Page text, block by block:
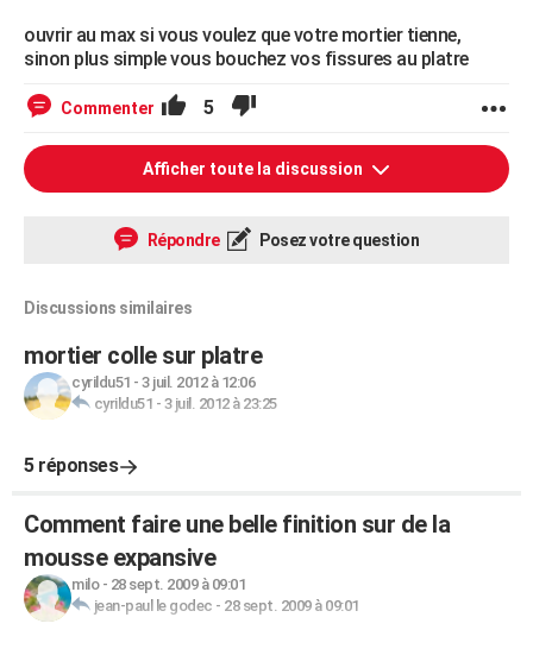
ouvrir au max si vous voulez que votre mortier tienne,
sinon plus simple vous bouchez vos fissures au platre
Commenter 5
Afficher toute la discussion
Répondre Posez votre question
Discussions similaires
mortier colle sur platre
cyrildu51 - 3 juil. 2012 à 12:06
cyrildu51 - 3 juil. 2012 à 23:25
5 réponses
Comment faire une belle finition sur de la
mousse expansive
milo- 28 sept. 2009 à 09:01
jean-paul le godec - 28 sept. 2009 à 09:01